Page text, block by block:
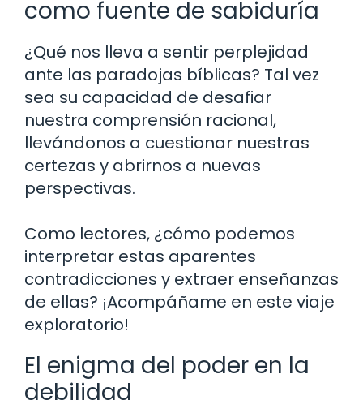
como fuente de sabiduría
¿Qué nos lleva a sentir perplejidad
ante las paradojas bíblicas? Tal vez
sea su capacidad de desafiar
nuestra comprensión racional,
llevándonos a cuestionar nuestras
certezas y abrirnos a nuevas
perspectivas.
Como lectores, ¿cómo podemos
interpretar estas aparentes
contradicciones y extraer enseñanzas
de ellas? ¡Acompáñame en este viaje
exploratorio!
El enigma del poder en la
debilidad